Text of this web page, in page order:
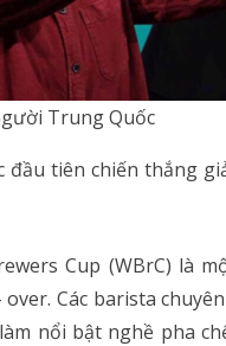
Trung Quốc
tiên chiến thắng
Cup (WBrC) là
Các barista
nổi bật nghề pha